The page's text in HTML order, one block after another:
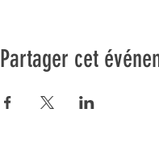
Partager cet